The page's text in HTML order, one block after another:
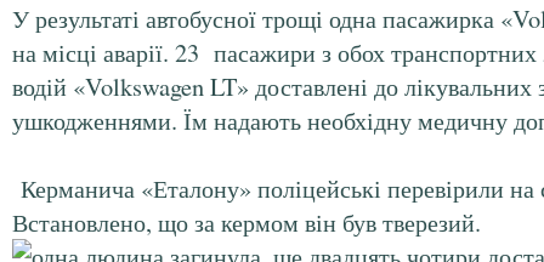
У результаті автобусної трощі одна пасажирка
на місці аварії. 23 пасажири з обох транспортних
водій «Volkswagen LT» доставлені до лікувальних
ушкодженнями. Їм надають необхідну медичну
Керманича «Еталону» поліцейські перевірили на
Встановлено, що за кермом він був тверезий.